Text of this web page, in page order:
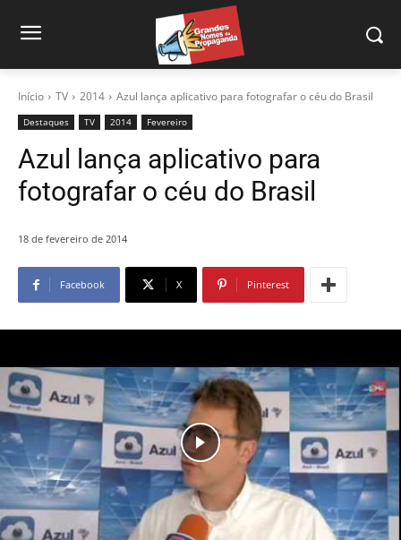
Início TV 2014 Azul lança aplicativo para fotografar o céu do Brasil
Destaques TV 2014 Fevereiro
Azul lança aplicativo para
fotografar o céu do Brasil
18 de fevereiro de 2014
Facebook X Pinterest